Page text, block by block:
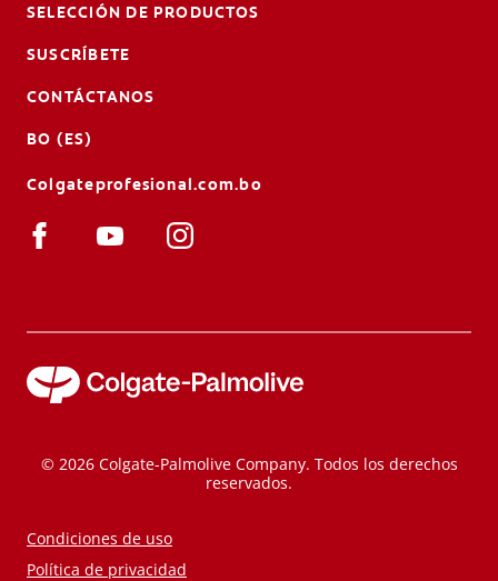
SELECCIÓN DE PRODUCTOS
SUSCRÍBETE
CONTÁCTANOS
BO (ES)
Colgateprofesional.com.bo
© 2026 Colgate-Palmolive Company. Todos los derechos
reservados.
Condiciones de uso
Política de privacidad